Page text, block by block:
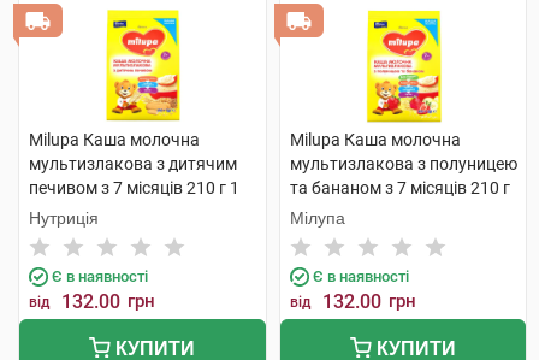
Milupa Каша молочна
мультизлакова з дитячим
печивом з 7 місяців 210 г 1
пакет
Нутриція
Є в наявності
від 132.00 грн
КУПИТИ
Milupa Каша молочна
мультизлакова з полуницею
та бананом з 7 місяців 210 г
1 пакет
Мілупа
Є в наявності
від 132.00 грн
КУПИТИ